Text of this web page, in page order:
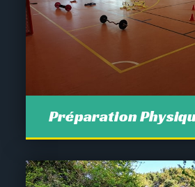
Préparation